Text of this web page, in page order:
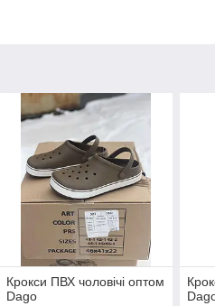
Крокси ПВХ чоловічі оптом
Dago